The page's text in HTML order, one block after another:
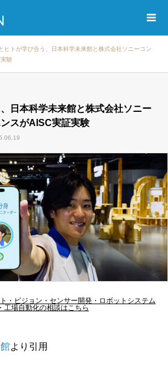
ヒトが学び合う、日本科学未来館と株式会社ソニーコン
験
日本科学未来館と株式会社ソニー
スがAISC実証実験
・ビジョン・センサー開発・ロボットシステム
工場自動化の相談はこちら
より引用